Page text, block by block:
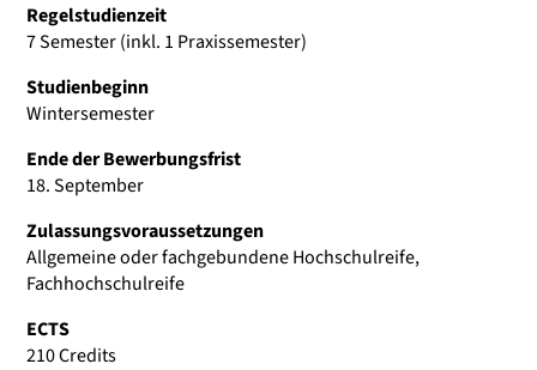
Regelstudienzeit
7 Semester (inkl. 1 Praxissemester)
Studienbeginn
Wintersemester
Ende der Bewerbungsfrist
18. September
Zulassungsvoraussetzungen
Allgemeine oder fachgebundene Hochschulreife,
Fachhochschulreife
ECTS
210 Credits